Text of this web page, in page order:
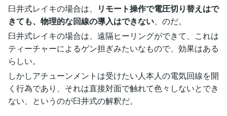
臼井式レイキの場合は、
リモート操作で電圧切り替えはで
きても、物理的な回線の導入はできない、のだ。
臼井式レイキの場合は、遠隔ヒーリングができて、これは
ティーチャーによるゲン担ぎみたいなもので、効果はある
らしい。
しかしアチューンメントは受けたい人本人の電気回線を開
く行為であり、それは直接対面で触れて色々しないとでき
ない、というのが臼井式の解釈だ。